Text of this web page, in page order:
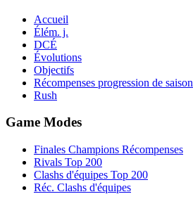
Accueil
Élém. j.
DCÉ
Évolutions
Objectifs
Récompenses progression de saison
Rush
Game Modes
Finales Champions Récompenses
Rivals Top 200
Clashs d'équipes Top 200
Réc. Clashs d'équipes